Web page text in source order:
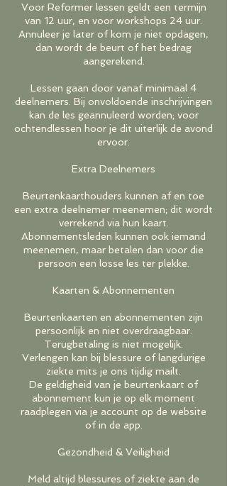
Voor Reformer lessen geldt een termijn
van 12 uur, en voor workshops 24 uur.
Annuleer je later of kom je niet opdagen,
dan wordt de beurt of het bedrag
aangerekend.
Lessen gaan door vanaf minimaal 4
deelnemers. Bij onvoldoende inschrijvingen
kan de les geannuleerd worden; voor
ochtendlessen hoor je dit uiterlijk de avond
ervoor.
Extra Deelnemers
Beurtenkaarthouders kunnen af en toe
een extra deelnemer meenemen; dit wordt
verrekend via hun kaart.
Abonnementsleden kunnen ook iemand
meenemen, maar betalen dan voor die
persoon een losse les ter plekke.
Kaarten & Abonnementen
Beurtenkaarten en abonnementen zijn
persoonlijk en niet overdraagbaar.
Terugbetaling is niet mogelijk.
Verlengen kan bij blessure of langdurige
ziekte mits je ons tijdig mailt.
De geldigheid van je beurtenkaart of
abonnement kun je op elk moment
raadplegen via je account op de website
of in de app.
Gezondheid & Veiligheid
Meld altijd blessures of ziekte aan de